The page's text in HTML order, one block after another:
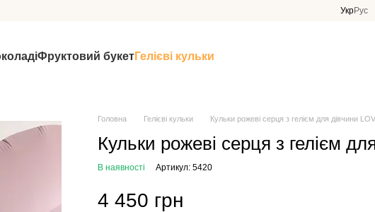
УкрРус
Фруктовий букетГелієві кульки
Головна Гелієві кульки Кульки рожеві серця з гелієм для дівчини
Кульки рожеві серця з гелієм
В наявності Артикул: 5420
4 450 грн